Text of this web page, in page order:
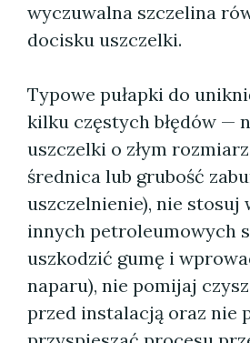
wyczuwalna szczelina
docisku uszczelki.
Typowe pułapki do
kilku częstych błędów —
uszczelki o złym
średnica lub grubość
uszczelnienie), nie stosuj
innych petroleumowych
uszkodzić gumę i
naparu), nie pomijaj
przed instalacją oraz nie